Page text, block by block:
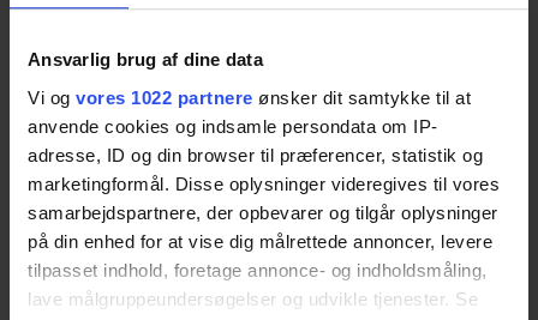
Ansvarlig brug af dine data
Vi og vores 1022 partnere ønsker dit samtykke til at
anvende cookies og indsamle persondata om IP-
adresse, ID og din browser til præferencer, statistik og
marketingformål. Disse oplysninger videregives til vores
samarbejdspartnere, der opbevarer og tilgår oplysninger
på din enhed for at vise dig målrettede annoncer, levere
tilpasset indhold, foretage annonce- og indholdsmåling,
lave målgruppeundersøgelser og udvikle tjenester. Se
Sælg landbrug
Sælg grund
Sælg erhverv
Køberrådgivning
Vis alle
Populære byer